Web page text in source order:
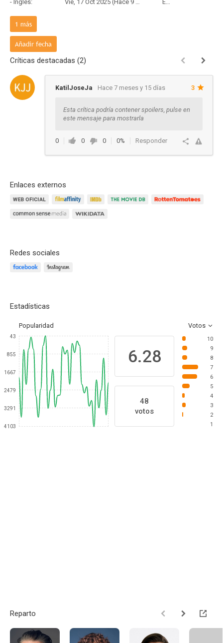
- Inglés: Vie, 17 Oct 2025 (Hace 9 meses y 19 días)
Estreno
Francia:
- Frances:
1 más
Añadir fecha
Críticas destacadas (2)
KatilJoseJa Hace 7 meses y 15 días 3
Esta crítica podría contener spoilers, pulse en
este mensaje para mostrarla
0 0 0 0% Responder
Enlaces externos
Redes sociales
Estadísticas
Popularidad Votos
43
855
1667
2479
3291
4103
6.28
48
votos
10
9
8
7
6
5
4
3
2
1
Reparto